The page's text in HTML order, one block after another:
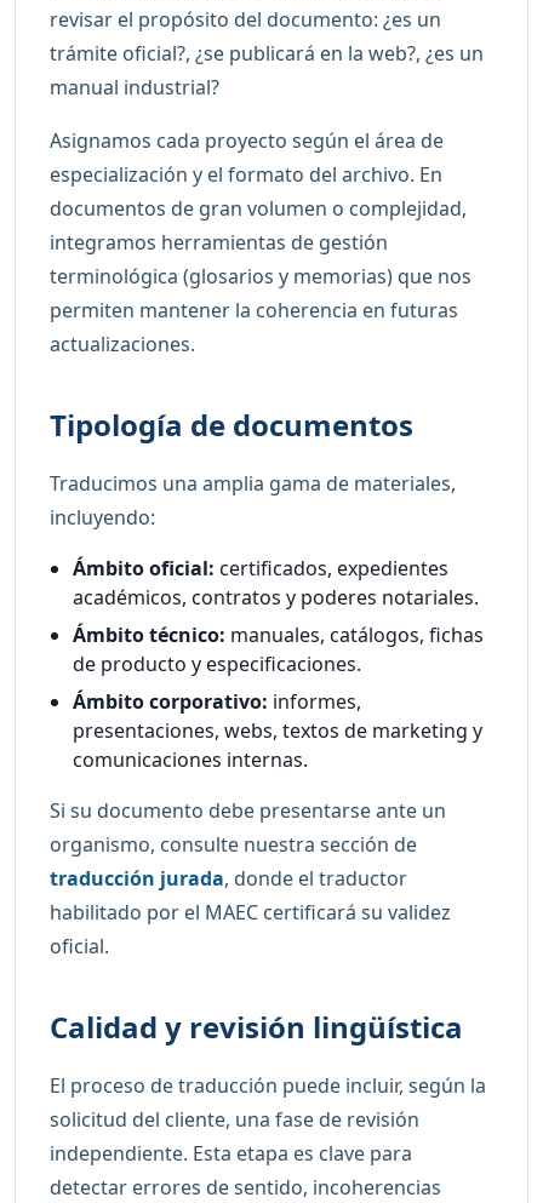
revisar el propósito del documento: ¿es un
trámite oficial?, ¿se publicará en la web?, ¿es un
manual industrial?
Asignamos cada proyecto según el área de
especialización y el formato del archivo. En
documentos de gran volumen o complejidad,
integramos herramientas de gestión
terminológica (glosarios y memorias) que nos
permiten mantener la coherencia en futuras
actualizaciones.
Tipología de documentos
Traducimos una amplia gama de materiales,
incluyendo:
Ámbito oficial: certificados, expedientes
académicos, contratos y poderes notariales.
Ámbito técnico: manuales, catálogos, fichas
de producto y especificaciones.
Ámbito corporativo: informes,
presentaciones, webs, textos de marketing y
comunicaciones internas.
Si su documento debe presentarse ante un
organismo, consulte nuestra sección de
traducción jurada, donde el traductor
habilitado por el MAEC certificará su validez
oficial.
Calidad y revisión lingüística
El proceso de traducción puede incluir, según la
solicitud del cliente, una fase de revisión
independiente. Esta etapa es clave para
detectar errores de sentido, incoherencias